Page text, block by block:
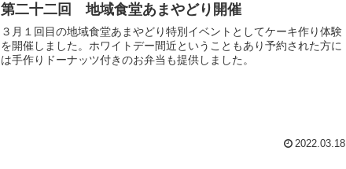
第二十二回 地域食堂あまやどり開催
３月１回目の地域食堂あまやどり特別イベントとしてケーキ作り体験
を開催しました。ホワイトデー間近ということもあり予約された方に
は手作りドーナッツ付きのお弁当も提供しました。
2022.03.18